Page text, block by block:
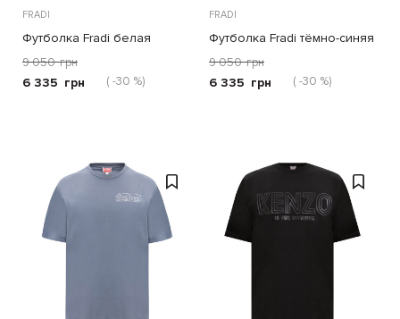
FRADI
Футболка Fradi белая
9 050 грн
6 335 грн ( -30 %)
FRADI
Футболка Fradi тёмно-синяя
9 050 грн
6 335 грн ( -30 %)